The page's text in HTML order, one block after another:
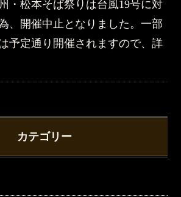
・松本そば祭りは台風19号に対
、開催中止となりました。一部
予定通り開催されますので、詳
カテゴリー